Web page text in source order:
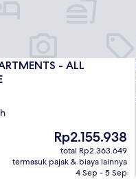
- ALL
- ALL INCLUSIVE
Harga
sekarang
Rp2.155.938
Rp2.155.938
total Rp2.363.649
termasuk pajak & biaya lainnya
4 Sep - 5 Sep